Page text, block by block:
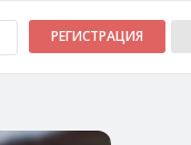
РЕГИСТРАЦИЯ